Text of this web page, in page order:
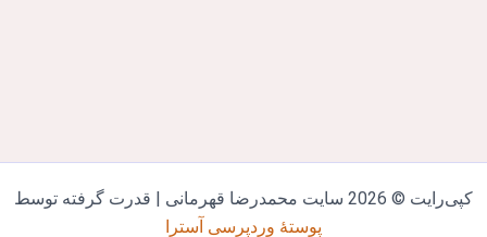
© 2026 سایت محمدرضا قهرمانی | قدرت گرفته توسط
پوستهٔ وردپرسی آسترا